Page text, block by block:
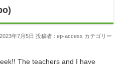
年7月5日 投稿者 :ep-access カテゴリー
The teachers and I have